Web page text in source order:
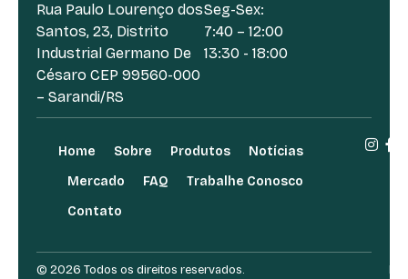
Rua Paulo Lourenço dos
Santos, 23, Distrito
Industrial Germano De
Césaro CEP 99560-000
– Sarandi/RS
Seg-Sex:
7:40 – 12:00
13:30 - 18:00
Home Sobre Produtos
Notícias
Mercado
FAQ
Trabalhe Conosco
Contato
© 2026 Todos os direitos reservados.